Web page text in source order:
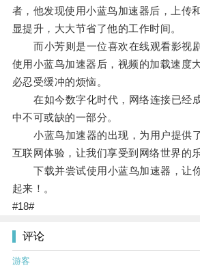
者，他发现使用小蓝鸟加速器后，上传
显提升，大大节省了他的工作时间。
而小芳则是一位喜欢在线观看影视
使用小蓝鸟加速器后，视频的加载速度
必忍受缓冲的烦恼。
在如今数字化时代，网络连接已经
中不可或缺的一部分。
小蓝鸟加速器的出现，为用户提供
互联网体验，让我们享受到网络世界的乐
下载并尝试使用小蓝鸟加速器，让
起来！。
#18#
评论
游客